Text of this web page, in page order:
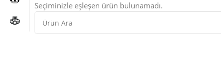
Seçiminizle eşleşen ürün bulunamadı.